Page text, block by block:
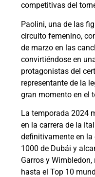
competitivas del
Paolini, una de las
circuito femenino,
de marzo en las
convirtiéndose en
protagonistas del
representante de la
gran momento en el
La temporada 2024
en la carrera de la
definitivamente en la
1000 de Dubái y
Garros y
hasta el Top 10